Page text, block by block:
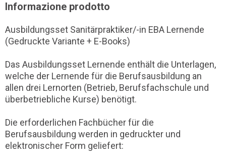
Informazione prodotto
Ausbildungsset Sanitärpraktiker/-in EBA Lernende
(Gedruckte Variante + E-Books)
Das Ausbildungsset Lernende enthält die Unterlagen,
welche der Lernende für die Berufsausbildung an
allen drei Lernorten (Betrieb, Berufsfachschule und
überbetriebliche Kurse) benötigt.
Die erforderlichen Fachbücher für die
Berufsausbildung werden in gedruckter und
elektronischer Form geliefert: